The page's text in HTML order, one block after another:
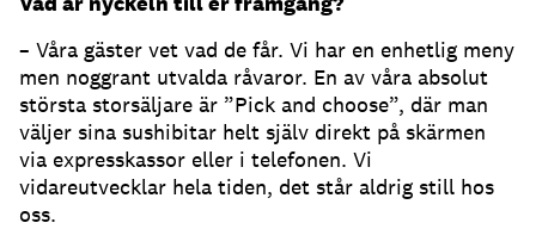
– Våra gäster vet vad de får. Vi har en enhetlig meny
men noggrant utvalda råvaror. En av våra absolut
största storsäljare är ”Pick and choose”, där man
väljer sina sushibitar helt själv direkt på skärmen
via expresskassor eller i telefonen. Vi
vidareutvecklar hela tiden, det står aldrig still hos
oss.